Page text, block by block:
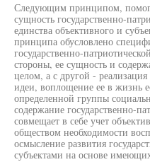
Следующим принципом,
сущность государственно-
единства объективного и
принципа обусловлено
государственно-
стороны, ее сущность и
целом, а с другой - реализация
идеи, воплощение ее в жизнь
определенной группы
содержание государственно-
совмещает в себе учет
обществом необходимости
осмысление развития
субъектами на основе